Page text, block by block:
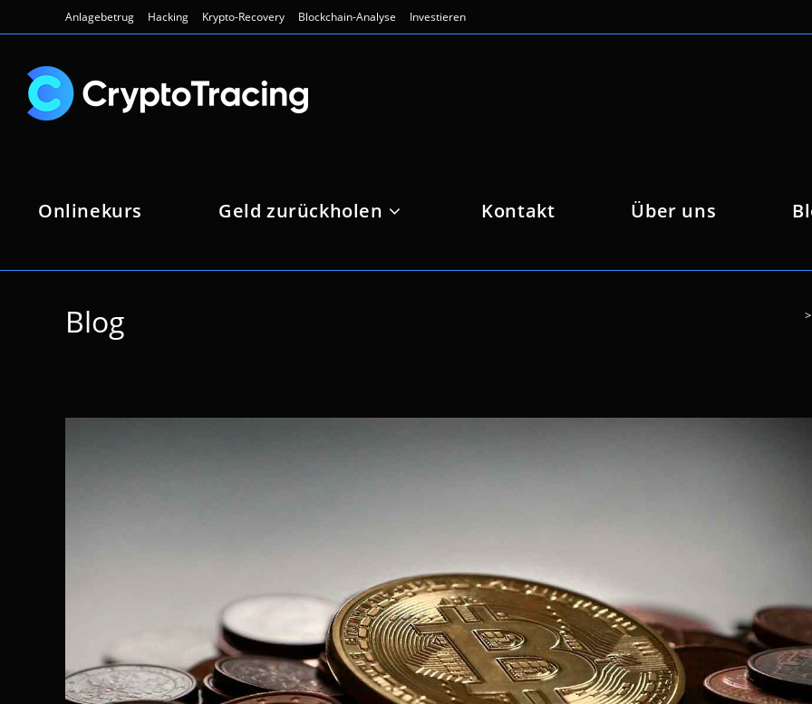
Inhalt
Anlagebetrug Hacking Krypto-Recovery Blockchain-Analyse Investieren
Onlinekurs Geld zurückholen Kontakt Über uns
Blog >